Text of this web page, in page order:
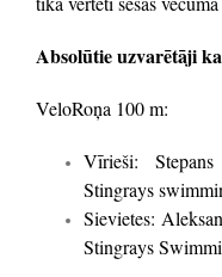
Absolūtie uzvarētāji
VeloRoņa 100 m:
Vīrieši:
Stingrays
Sievietes:
Stingrays